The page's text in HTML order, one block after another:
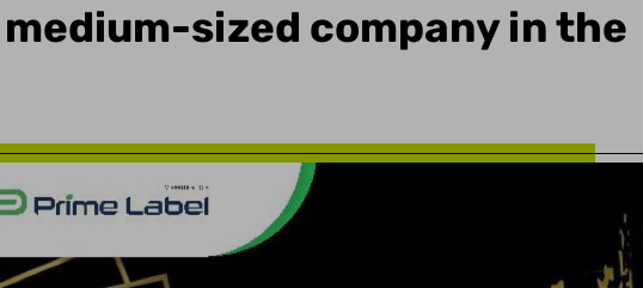
sized company in the